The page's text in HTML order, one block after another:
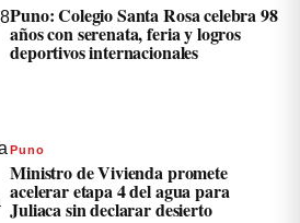
Puno: Colegio Santa Rosa celebra 98
años con serenata, feria y logros
deportivos internacionales
Puno
Ministro de Vivienda promete
acelerar etapa 4 del agua para
Juliaca sin declarar desierto